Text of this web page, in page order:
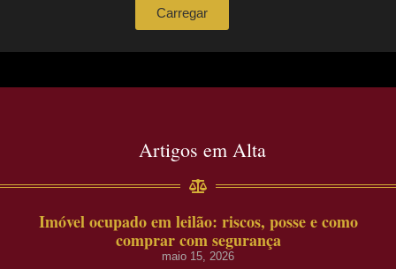
Carregar
Artigos em Alta
Imóvel ocupado em leilão: riscos, posse e como
comprar com segurança
maio 15, 2026